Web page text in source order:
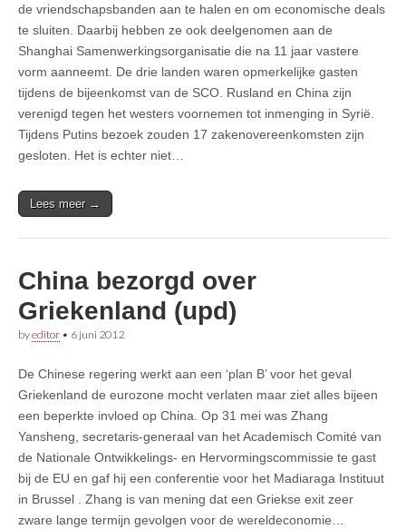
de vriendschapsbanden aan te halen en om economische deals
te sluiten. Daarbij hebben ze ook deelgenomen aan de
Shanghai Samenwerkingsorganisatie die na 11 jaar vastere
vorm aanneemt. De drie landen waren opmerkelijke gasten
tijdens de bijeenkomst van de SCO. Rusland en China zijn
verenigd tegen het westers voornemen tot inmenging in Syrië.
Tijdens Putins bezoek zouden 17 zakenovereenkomsten zijn
gesloten. Het is echter niet…
Lees meer →
China bezorgd over
Griekenland (upd)
byeditor • 6 juni 2012
De Chinese regering werkt aan een ‘plan B’ voor het geval
Griekenland de eurozone mocht verlaten maar ziet alles bijeen
een beperkte invloed op China. Op 31 mei was Zhang
Yansheng, secretaris-generaal van het Academisch Comité van
de Nationale Ontwikkelings- en Hervormingscommissie te gast
bij de EU en gaf hij een conferentie voor het Madiaraga Instituut
in Brussel . Zhang is van mening dat een Griekse exit zeer
zware lange termijn gevolgen voor de wereldeconomie…